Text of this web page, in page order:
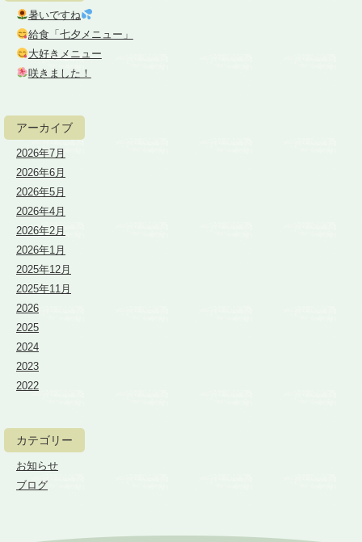
暑いですね
給食「七夕メニュー」
大好きメニュー
咲きました！
アーカイブ
2026年7月
2026年6月
2026年5月
2026年4月
2026年2月
2026年1月
2025年12月
2025年11月
2026
2025
2024
2023
2022
カテゴリー
お知らせ
ブログ